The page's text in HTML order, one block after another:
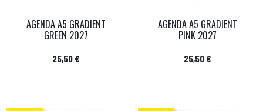
AGENDA A5 GRADIENT
GREEN 2027
Prix
25,50 €
AGENDA A5 GRADIENT
PINK 2027
Prix
25,50 €